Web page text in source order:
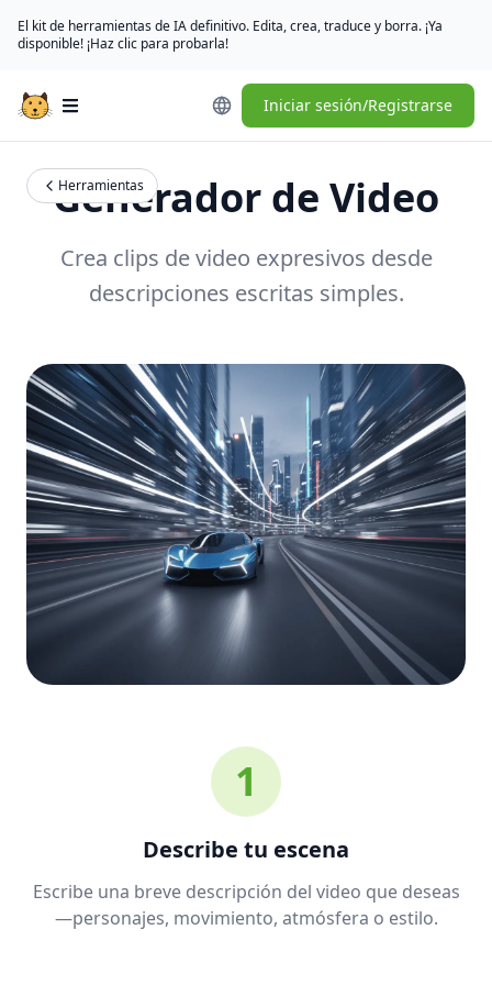
El kit de herramientas de IA definitivo. Edita, crea, traduce y borra. ¡Ya
disponible! ¡Haz clic para probarla!
Open main menu Iniciar sesión/Registrarse
Herramientas
Generador de Video
Crea clips de video expresivos desde
descripciones escritas simples.
1
Describe tu escena
Escribe una breve descripción del video que deseas
—personajes, movimiento, atmósfera o estilo.